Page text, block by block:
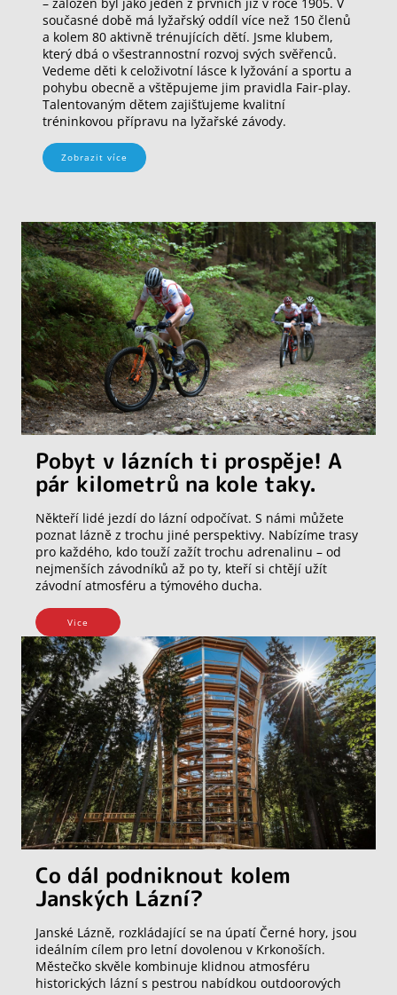
– založen byl jako jeden z prvních již v roce 1905. V
současné době má lyžařský oddíl více než 150 členů
a kolem 80 aktivně trénujících dětí. Jsme klubem,
který dbá o všestrannostní rozvoj svých svěřenců.
Vedeme děti k celoživotní lásce k lyžování a sportu a
pohybu obecně a vštěpujeme jim pravidla Fair-play.
Talentovaným dětem zajišťujeme kvalitní
tréninkovou přípravu na lyžařské závody.
Zobrazit více
Pobyt v lázních ti prospěje! A
pár kilometrů na kole taky.
Někteří lidé jezdí do lázní odpočívat. S námi můžete
poznat lázně z trochu jiné perspektivy. Nabízíme trasy
pro každého, kdo touží zažít trochu adrenalinu – od
nejmenších závodníků až po ty, kteří si chtějí užít
závodní atmosféru a týmového ducha.
Vice
Co dál podniknout kolem
Janských Lázní?
Janské Lázně, rozkládající se na úpatí Černé hory, jsou
ideálním cílem pro letní dovolenou v Krkonoších.
Městečko skvěle kombinuje klidnou atmosféru
historických lázní s pestrou nabídkou outdoorových